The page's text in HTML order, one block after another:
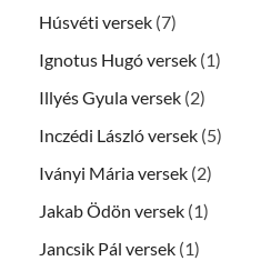
Húsvéti versek (7)
Ignotus Hugó versek (1)
Illyés Gyula versek (2)
Inczédi László versek (5)
Iványi Mária versek (2)
Jakab Ödön versek (1)
Jancsik Pál versek (1)